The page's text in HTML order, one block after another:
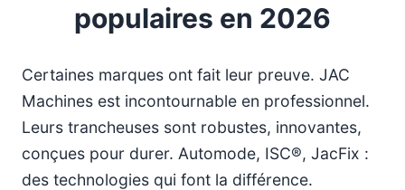
populaires en 2026
Certaines marques ont fait leur preuve. JAC
Machines est incontournable en professionnel.
Leurs trancheuses sont robustes, innovantes,
conçues pour durer. Automode, ISC®, JacFix :
des technologies qui font la différence.